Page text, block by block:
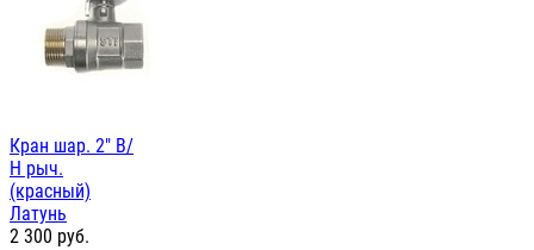
Кран шар. 2" В/
Н рыч.
(красный)
Латунь
2 300 руб.